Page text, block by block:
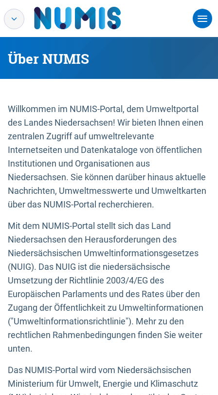
Über NUMIS
Willkommen im NUMIS-Portal, dem Umweltportal
des Landes Niedersachsen! Wir bieten Ihnen einen
zentralen Zugriff auf umweltrelevante
Internetseiten und Datenkataloge von öffentlichen
Institutionen und Organisationen aus
Niedersachsen. Sie können darüber hinaus aktuelle
Nachrichten, Umweltmesswerte und Umweltkarten
über das NUMIS-Portal recherchieren.
Mit dem NUMIS-Portal stellt sich das Land
Niedersachsen den Herausforderungen des
Niedersächsischen Umweltinformationsgesetzes
(NUIG). Das NUIG ist die niedersächsische
Umsetzung der Richtlinie 2003/4/EG des
Europäischen Parlaments und des Rates über den
Zugang der Öffentlichkeit zu Umweltinformationen
("Umweltinformationsrichtlinie"). Mehr zu den
rechtlichen Rahmenbedingungen finden Sie weiter
unten.
Das NUMIS-Portal wird vom Niedersächsischen
Ministerium für Umwelt, Energie und Klimaschutz